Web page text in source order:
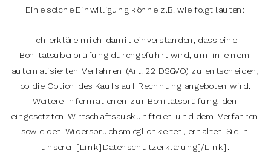
Eine solche Einwilligung könne z.B. wie folgt lauten:
Ich erkläre mich damit einverstanden, dass eine
Bonitätsüberprüfung durchgeführt wird, um in einem
automatisierten Verfahren (Art. 22 DSGVO) zu entscheiden,
ob die Option des Kaufs auf Rechnung angeboten wird.
Weitere Informationen zur Bonitätsprüfung, den
eingesetzten Wirtschaftsauskunfteien und dem Verfahren
sowie den Widerspruchsmöglichkeiten, erhalten Sie in
unserer [Link]Datenschutzerklärung[/Link].